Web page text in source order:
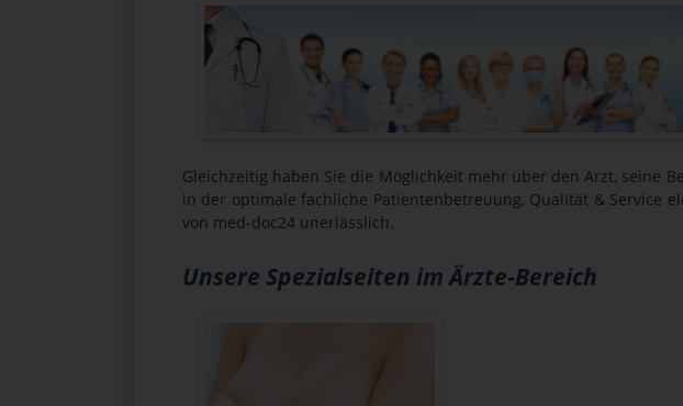
Gleichzeitig haben Sie die Möglichkeit mehr über den Arzt, seine
in der optimale fachliche Patientenbetreuung, Qualität & Service
von med-doc24 unerlässlich.
Unsere Spezialseiten im Ärzte-Bereich